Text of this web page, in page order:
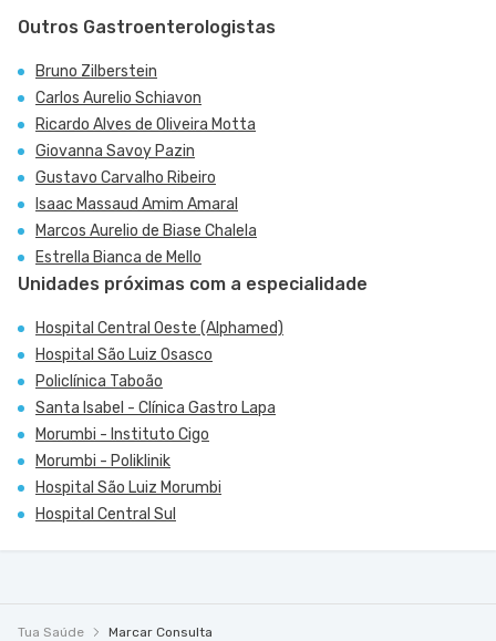
Outros Gastroenterologistas
Bruno Zilberstein
Carlos Aurelio Schiavon
Ricardo Alves de Oliveira Motta
Giovanna Savoy Pazin
Gustavo Carvalho Ribeiro
Isaac Massaud Amim Amaral
Marcos Aurelio de Biase Chalela
Estrella Bianca de Mello
Unidades próximas com a especialidade
Hospital Central Oeste (Alphamed)
Hospital São Luiz Osasco
Policlínica Taboão
Santa Isabel - Clínica Gastro Lapa
Morumbi - Instituto Cigo
Morumbi - Poliklinik
Hospital São Luiz Morumbi
Hospital Central Sul
Tua Saúde Marcar Consulta